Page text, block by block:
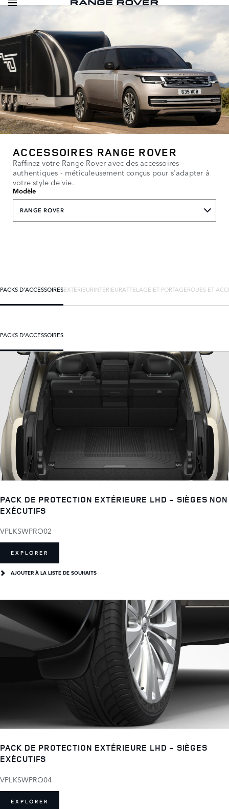
ACCESSOIRES RANGE ROVER
Raffinez votre Range Rover avec des accessoires
authentiques - méticuleusement conçus pour s'adapter à
votre style de vie.
Modèle
RANGE ROVER
PACKS D'ACCESSOIRESEXTÉRIEURINTÉRIEURATTELAGE ET PORTAGEROUES ET
PACKS D'ACCESSOIRES
PACK DE PROTECTION EXTÉRIEURE LHD - SIÈGES NON
EXÉCUTIFS
VPLKSWPRO02
EXPLORER
AJOUTER À LA LISTE DE SOUHAITS
PACK DE PROTECTION EXTÉRIEURE LHD - SIÈGES
EXÉCUTIFS
VPLKSWPRO04
EXPLORER